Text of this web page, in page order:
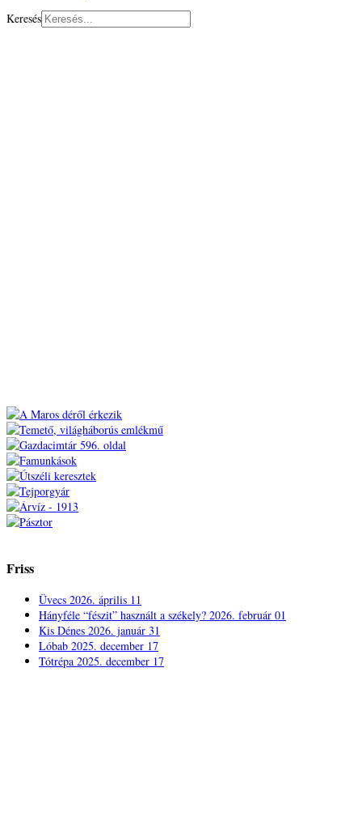
Keresés
Friss
Üvecs 2026. április 11
Hányféle “fészit” használt a székely? 2026. február 01
Kis Dénes 2026. január 31
Lóbab 2025. december 17
Tótrépa 2025. december 17